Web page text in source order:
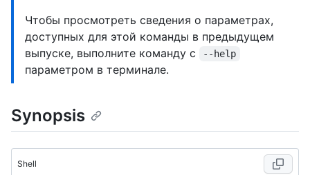
Чтобы просмотреть сведения о параметрах,
доступных для этой команды в предыдущем
выпуске, выполните команду с
--help
параметром в терминале.
Synopsis
Shell